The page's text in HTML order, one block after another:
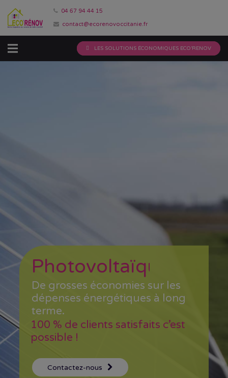
04 67 94 44 15
contact@ecorenovoccitanie.fr
LES SOLUTIONS ÉCONOMIQUES ECO’RENOV
Photovoltaïque
100 % de clients satisfaits c’est
possible !
De grosses économies sur les
dépenses énergétiques à long
terme.
Contactez-nous